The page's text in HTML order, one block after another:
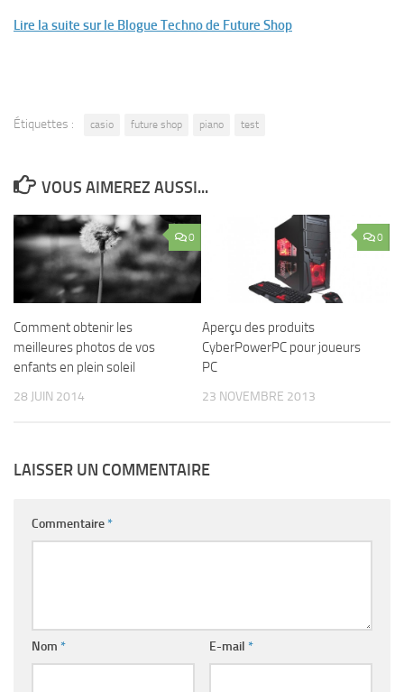
Lire la suite sur le Blogue Techno de Future Shop
Étiquettes : casio future shop piano test
VOUS AIMEREZ AUSSI...
0
Comment obtenir les
meilleures photos de vos
enfants en plein soleil
28 JUIN 2014
0
Aperçu des produits
CyberPowerPC pour joueurs
PC
23 NOVEMBRE 2013
LAISSER UN COMMENTAIRE
Commentaire*
Nom * E-mail *